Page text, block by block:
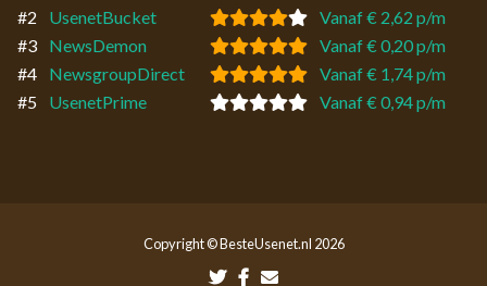
#2
UsenetBucket
Vanaf € 2,62 p/m
#3
NewsDemon
Vanaf € 0,20 p/m
#4
NewsgroupDirect
Vanaf € 1,74 p/m
#5
UsenetPrime Vanaf € 0,94 p/m
Copyright © BesteUsenet.nl 2026